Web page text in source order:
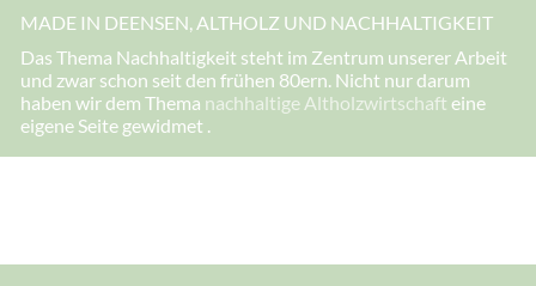
s
e
I
h
r
MADE IN DEENSEN, ALTHOLZ UND NACHHALTIGKEIT
Das Thema Nachhaltigkeit steht im Zentrum unserer Arbeit
und zwar schon seit den frühen 80ern. Nicht nur darum
haben wir dem Thema nachhaltige Altholzwirtschaft eine
eigene Seite gewidmet .